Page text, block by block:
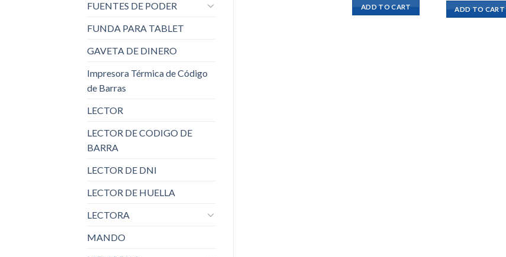
ADD TO CART ADD TO CART
ADD TO CART
FUENTES DE PODER
FUNDA PARA TABLET
GAVETA DE DINERO
Impresora Térmica de Código
de Barras
LECTOR
LECTOR DE CODIGO DE
BARRA
LECTOR DE DNI
LECTOR DE HUELLA
LECTORA
MANDO